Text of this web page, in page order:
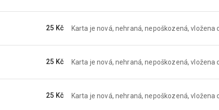
25 Kč Karta je nová, nehraná, nepoškozená, vložena
25 Kč Karta je nová, nehraná, nepoškozená, vložena
25 Kč Karta je nová, nehraná, nepoškozená, vložena